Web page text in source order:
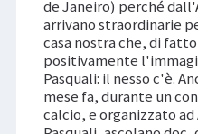
de Janeiro) perché
arrivano straordinarie
casa nostra che, di
positivamente
Pasquali: il nesso c'è.
mese fa, durante un
calcio, e organizzato